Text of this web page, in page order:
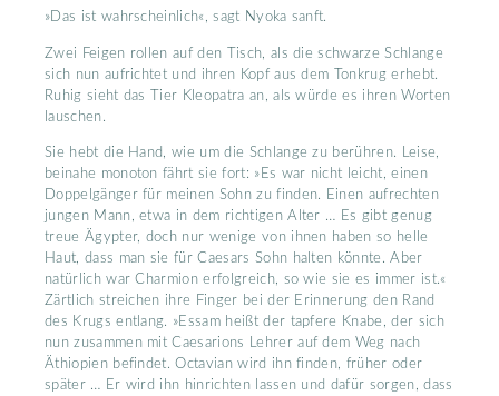
»Das ist wahrscheinlich«, sagt Nyoka sanft.
Zwei Feigen rollen auf den Tisch, als die schwarze Schlange
sich nun aufrichtet und ihren Kopf aus dem Tonkrug erhebt.
Ruhig sieht das Tier Kleopatra an, als würde es ihren Worten
lauschen.
Sie hebt die Hand, wie um die Schlange zu berühren. Leise,
beinahe monoton fährt sie fort: »Es war nicht leicht, einen
Doppelgänger für meinen Sohn zu finden. Einen aufrechten
jungen Mann, etwa in dem richtigen Alter … Es gibt genug
treue Ägypter, doch nur wenige von ihnen haben so helle
Haut, dass man sie für Caesars Sohn halten könnte. Aber
natürlich war Charmion erfolgreich, so wie sie es immer ist.«
Zärtlich streichen ihre Finger bei der Erinnerung den Rand
des Krugs entlang. »Essam heißt der tapfere Knabe, der sich
nun zusammen mit Caesarions Lehrer auf dem Weg nach
Äthiopien befindet. Octavian wird ihn finden, früher oder
später … Er wird ihn hinrichten lassen und dafür sorgen, dass